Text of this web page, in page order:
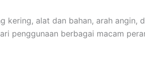
alat dan bahan, arah angin,
penggunaan berbagai macam